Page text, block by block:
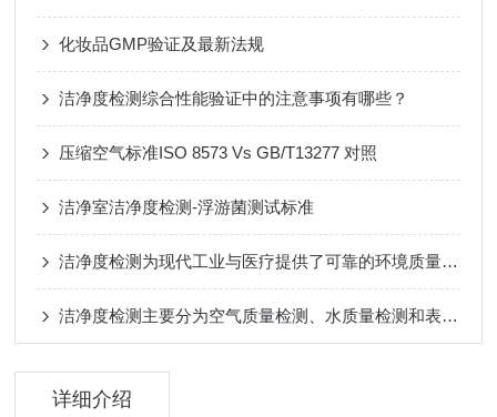
化妆品GMP验证及最新法规
洁净度检测综合性能验证中的注意事项有哪些？
压缩空气标准ISO 8573 Vs GB/T13277 对照
洁净室洁净度检测-浮游菌测试标准
洁净度检测为现代工业与医疗提供了可靠的环境质量保障
洁净度检测主要分为空气质量检测、水质量检测和表面质量检测
详细介绍